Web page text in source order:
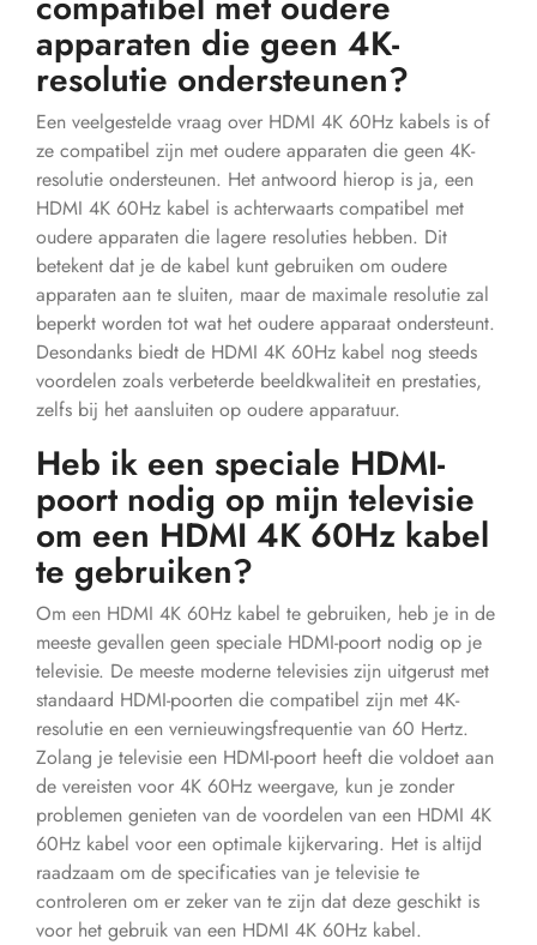
apparaten die geen 4K-
resolutie ondersteunen?
Een veelgestelde vraag over HDMI 4K 60Hz kabels is of
ze compatibel zijn met oudere apparaten die geen 4K-
resolutie ondersteunen. Het antwoord hierop is ja, een
HDMI 4K 60Hz kabel is achterwaarts compatibel met
oudere apparaten die lagere resoluties hebben. Dit
betekent dat je de kabel kunt gebruiken om oudere
apparaten aan te sluiten, maar de maximale resolutie zal
beperkt worden tot wat het oudere apparaat ondersteunt.
Desondanks biedt de HDMI 4K 60Hz kabel nog steeds
voordelen zoals verbeterde beeldkwaliteit en prestaties,
zelfs bij het aansluiten op oudere apparatuur.
Heb ik een speciale HDMI-
poort nodig op mijn televisie
om een ​​HDMI 4K 60Hz kabel
te gebruiken?
Om een HDMI 4K 60Hz kabel te gebruiken, heb je in de
meeste gevallen geen speciale HDMI-poort nodig op je
televisie. De meeste moderne televisies zijn uitgerust met
standaard HDMI-poorten die compatibel zijn met 4K-
resolutie en een vernieuwingsfrequentie van 60 Hertz.
Zolang je televisie een HDMI-poort heeft die voldoet aan
de vereisten voor 4K 60Hz weergave, kun je zonder
problemen genieten van de voordelen van een HDMI 4K
60Hz kabel voor een optimale kijkervaring. Het is altijd
raadzaam om de specificaties van je televisie te
controleren om er zeker van te zijn dat deze geschikt is
voor het gebruik van een HDMI 4K 60Hz kabel.